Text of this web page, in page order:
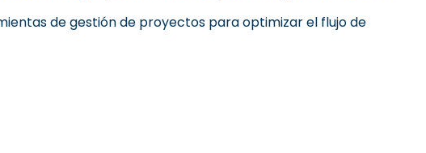
de gestión de proyectos para optimizar el flujo de